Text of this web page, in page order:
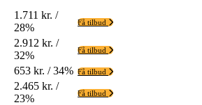
1.711 kr. /
28%
Få tilbud
2.912 kr. /
32%
Få tilbud
653 kr. / 34% Få tilbud
2.465 kr. /
23%
Få tilbud